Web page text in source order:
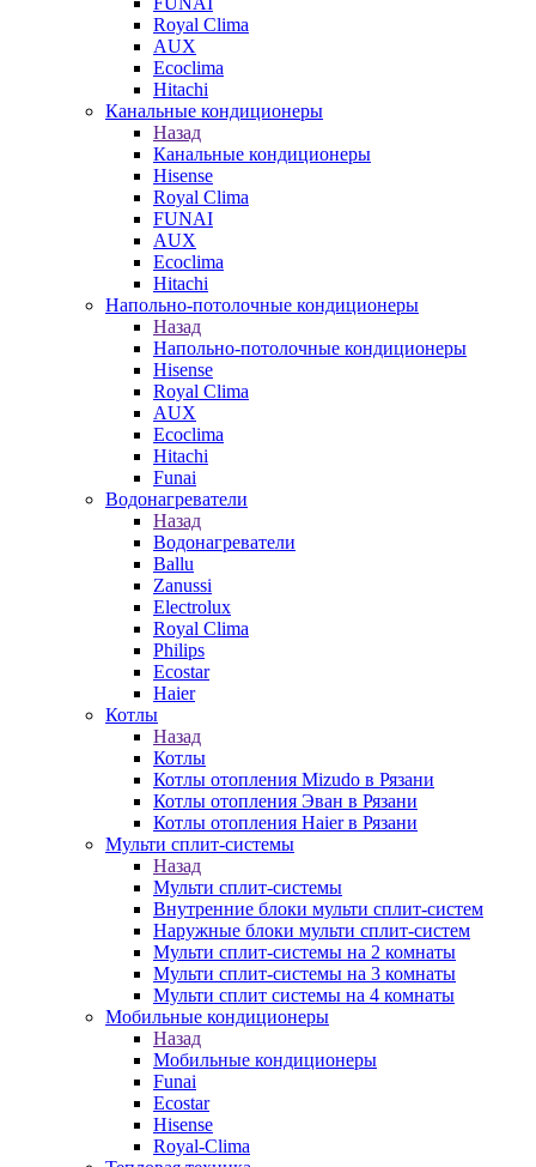
Royal Clima
AUX
Ecoclima
Hitachi
Канальные кондиционеры
Назад
Канальные кондиционеры
Hisense
Royal Clima
FUNAI
AUX
Ecoclima
Hitachi
Напольно-потолочные кондиционеры
Назад
Напольно-потолочные кондиционеры
Hisense
Royal Clima
AUX
Ecoclima
Hitachi
Funai
Водонагреватели
Назад
Водонагреватели
Ballu
Zanussi
Electrolux
Royal Clima
Philips
Ecostar
Haier
Котлы
Назад
Котлы
Котлы отопления Mizudo в Рязани
Котлы отопления Эван в Рязани
Котлы отопления Haier в Рязани
Мульти сплит-системы
Назад
Мульти сплит-системы
Внутренние блоки мульти сплит-систем
Наружные блоки мульти сплит-систем
Мульти сплит-системы на 2 комнаты
Мульти сплит-системы на 3 комнаты
Мульти сплит системы на 4 комнаты
Мобильные кондиционеры
Назад
Мобильные кондиционеры
Funai
Ecostar
Hisense
Royal-Clima